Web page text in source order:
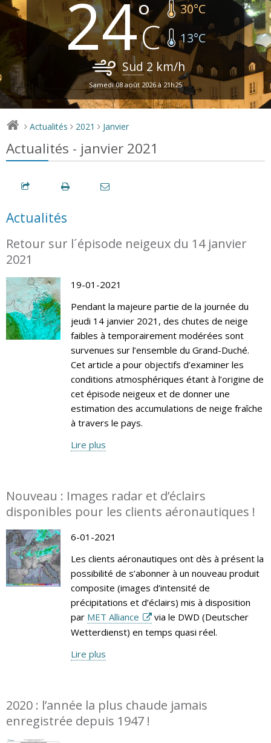
24 30°C
13°C
Sud 2 km/h
Samedi 08 août 2026 à 21h25
> Actualités > 2021 > Janvier
Actualités - janvier 2021
Actualités
Retour sur l´épisode neigeux du 14 janvier
2021
19-01-2021
Pendant la majeure partie de la journée du
jeudi 14 janvier 2021, des chutes de neige
faibles à temporairement modérées sont
survenues sur l’ensemble du Grand-Duché.
Cet article a pour objectifs d’examiner les
conditions atmosphériques étant à l’origine de
cet épisode neigeux et de donner une
estimation des accumulations de neige fraîche
à travers le pays.
Lire plus
Nouveau : Images radar et d’éclairs
disponibles pour les clients aéronautiques !
6-01-2021
Les clients aéronautiques ont dès à présent la
possibilité de s’abonner à un nouveau produit
composite (images d’intensité de
précipitations et d’éclairs) mis à disposition
par MET Alliance
via le DWD (Deutscher
Wetterdienst) en temps quasi réel.
Lire plus
2020 : l’année la plus chaude jamais
enregistrée depuis 1947 !